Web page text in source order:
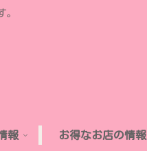
。
報 お得なお店の情報